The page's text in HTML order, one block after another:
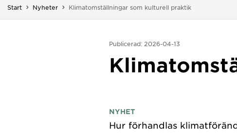
Start Nyheter Du är här:
Klimatomställningar som kulturell praktik
Publicerad: 2026-04-13
NYHET
Hur förhandlas